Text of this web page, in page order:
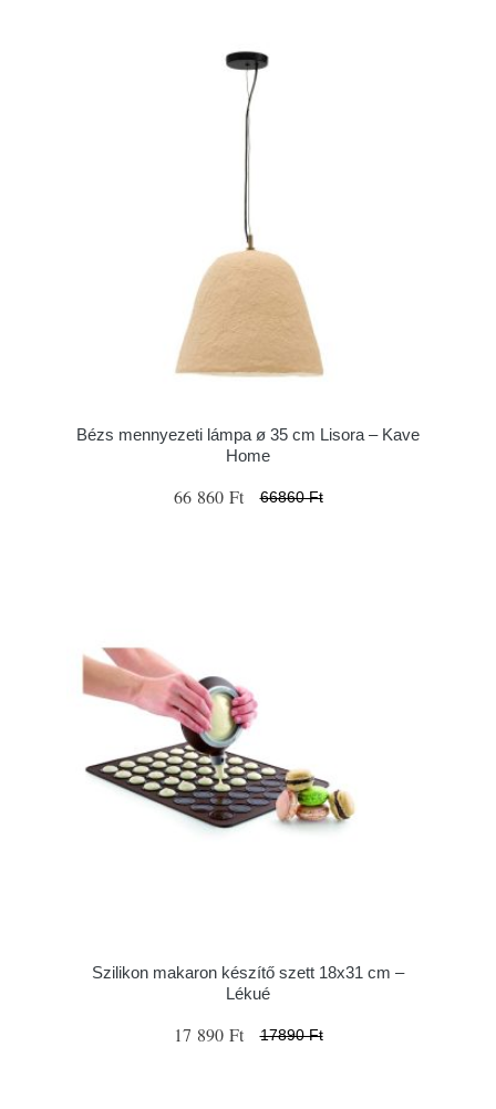
Bézs mennyezeti lámpa ø 35 cm Lisora – Kave
Home
66 860 Ft 66860 Ft
Szilikon makaron készítő szett 18x31 cm –
Lékué
17 890 Ft 17890 Ft